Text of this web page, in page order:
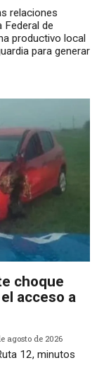
relaciones
Federal de
productivo local
para generar
choque
acceso a
agosto de 2026
12, minutos